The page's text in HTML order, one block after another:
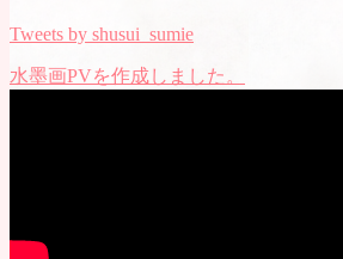
Tweets by shusui_sumie
水墨画PVを作成しました。